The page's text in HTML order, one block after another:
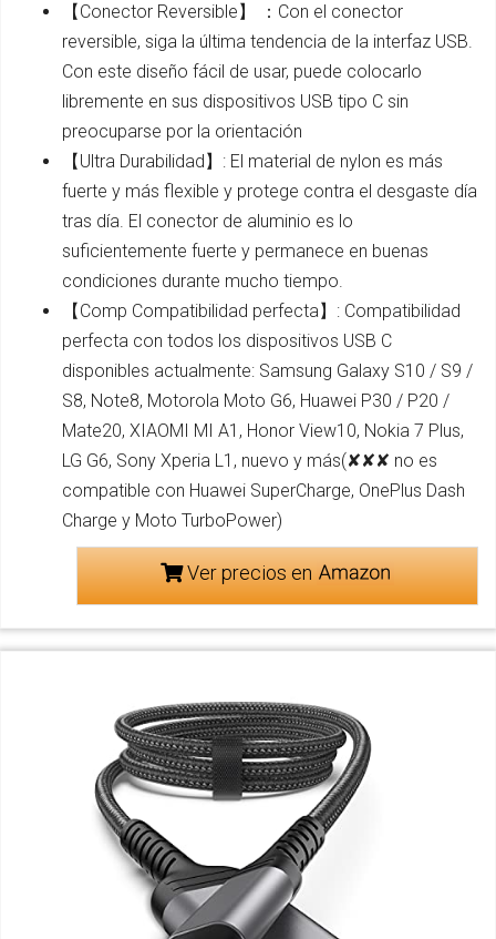
【Conector Reversible】 ：Con el conector
reversible, siga la última tendencia de la interfaz USB.
Con este diseño fácil de usar, puede colocarlo
libremente en sus dispositivos USB tipo C sin
preocuparse por la orientación
【Ultra Durabilidad】: El material de nylon es más
fuerte y más flexible y protege contra el desgaste día
tras día. El conector de aluminio es lo
suficientemente fuerte y permanece en buenas
condiciones durante mucho tiempo.
【Comp Compatibilidad perfecta】: Compatibilidad
perfecta con todos los dispositivos USB C
disponibles actualmente: Samsung Galaxy S10 / S9 /
S8, Note8, Motorola Moto G6, Huawei P30 / P20 /
Mate20, XIAOMI MI A1, Honor View10, Nokia 7 Plus,
LG G6, Sony Xperia L1, nuevo y más(✘✘✘ no es
compatible con Huawei SuperCharge, OnePlus Dash
Charge y Moto TurboPower)
Ver precios en